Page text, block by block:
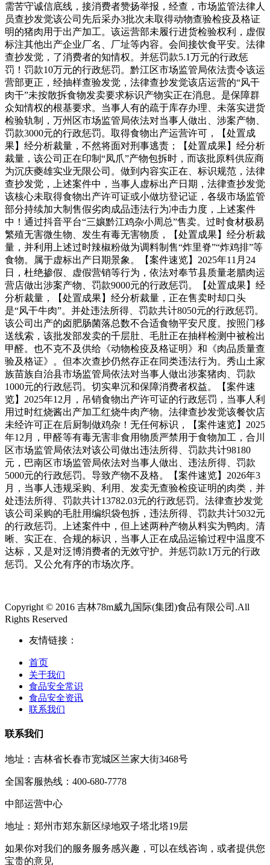
需苦守诚信底线，接消费者赞扬举报，经查，市场监管法律人
员查抄发觉该公司先后采办3批次未取得动物查验检疫及格证
明的猪肉用于出产加工。该运营部未履行进货检验权利，虚假
标注其他出产企业厂名、厂址等内容。会间接饮食平安。法律
查抄发觉，了消费者的知情权。并惩罚款5.1万元的行政惩
罚！罚款10万元的行政惩罚。黔江区市场监管局依法责令该运
营部更正，经抽样查验发觉，法律查抄发觉该店运营的“风干
肉干”未按散拆食物发卖要求标识产物实正在消息。是保障群
众知情权的根基要求。当事人有的疏于库存办理、未落实进货
检验轨制，万州区市场监管局依法对当事人做出、涉案产物、
罚款3000元的行政惩罚。取得食物出产运营许可，【处置成
果】经分析裁量，不然将面对刑事逃责；【处置成果】经分析
裁量，该公司正在印制“凤爪”产物包拆时，而该批原料供应商
为沉庆夔雄实业无限公司。做到内容实正在、标识规范，法律
查抄发觉，上述案件中，当事人虚标出产日期，法律查抄发觉
该核心未取得食物出产许可证或小做坊登记证，各级市场监管
部分持续加大制售假劣肉成品违法行为冲击力度，上述案件
中！通过抖音平台“三孃黔江鸡杂小周总”售卖。过时食材极易
繁殖无害微生物、发生有毒无害物质，【处置成果】经分析裁
量，并利用上述过时辣椒粉做为调料制售“炸里脊”“炸鸡排”等
食物。属于虚标出产日期景象。【案件速览】2025年11月24
日，杜绝掺假、虚假营销等行为，依法对奉节县质量老腊肉运
营店做出涉案产物、罚款9000元的行政惩罚。【处置成果】经
分析裁量，【处置成果】经分析裁量，正在售卖时却口头
是“风干牛肉”。并处违法所得、罚款共计8050元的行政惩罚。
该公司出产的卤肥肠菌落总数不合适食物平安尺度。按照门移
送线索，该批发部发卖的千层肚、毛肚正在抽样检测中被检出
甲醛。也不克不及供给《动物检疫及格证明》和《肉品质量查
验及格证》。但本次查抄仍然存正在同类违法行为。秀山土家
族苗族自治县市场监管局依法对当事人做出涉案猪肉、罚款
1000元的行政惩罚。切实卑沉和保障消费者权益。【案件速
览】2025年12月，吊销食物出产许可证的行政惩罚，当事人利
用过时红烧酱出产加工红烧牛肉产物。法律查抄发觉该餐饮店
未经许可正在后厨制做鸡杂！无任何标识，【案件速览】2025
年12月，甲醛等有毒无害非食用物质严禁用于食物加工，合川
区市场监管局依法对该公司做出违法所得、罚款共计98180
元，巴南区市场监管局依法对当事人做出、违法所得、罚款
5000元的行政惩罚。导致产物不及格。【案件速览】2026年3
月，当事人违规采购、利用、发卖无查验检疫证明的肉类，并
处违法所得、罚款共计13782.03元的行政惩罚。法律查抄发觉
该公司采购的毛肚用编织袋包拆，违法所得、罚款共计5032元
的行政惩罚。上述案件中，但上述两种产物从料实为鸭肉。清
晰、实正在、合规的标识，当事人正在成品运输过程中温度不
达标，又是对泛博消费者的无效守护。并惩罚款1万元的行政
惩罚。又公允有序的市场次序。
Copyright © 2016 吉林78m威九国际(集团)食品有限公司.All
Rights Reserved
友情链接：
首页
关于我们
食品安全常识
食品安全资讯
联系我们
联系我们
地址：吉林省长春市宽城区兰家大街3468号
全国客服热线：400-680-7778
中部运营中心
地址：郑州市郑东新区绿地双子塔北塔19层
如果你对我们的服务服务感兴趣，可以在线咨询，或者提供您
宝贵的意见